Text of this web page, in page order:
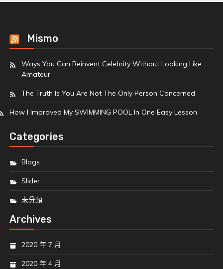
Mismo
Ways You Can Reinvent Celebrity Without Looking Like
Amateur
The Truth Is You Are Not The Only Person Concerned
How I Improved My SWIMMING POOL In One Easy Lesson
Categories
Blogs
Slider
未分類
Archives
2020 年 7 月
2020 年 4 月